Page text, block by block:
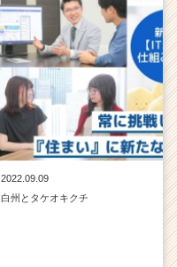
2022.09.09
白州とタケオキクチ